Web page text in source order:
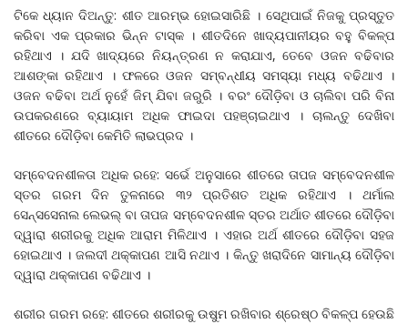
ଟିକେ ଧ୍ୟାନ ଦିଅନ୍ତୁ: ଶୀତ ଆରମ୍ଭ ହୋଇସାରିଛି । ସେଥିପାଇଁ ନିଜକୁ ପ୍ରସ୍ତୁତ
କରିବା ଏକ ପ୍ରକାର ଭିନ୍ନ ଟାସ୍କ । ଶୀତଦିନେ ଖାଦ୍ୟପାନୀୟର ବହୁ ବିକଳ୍ପ
ରହିଥାଏ । ଯଦି ଖାଦ୍ୟରେ ନିୟନ୍ତ୍ରଣ ନ କରାଯାଏ, ତେବେ ଓଜନ ବଢିବାର
ଆଶଙ୍କା ରହିଥାଏ । ଫଳରେ ଓଜନ ସମ୍ବନ୍ଧୀୟ ସମସ୍ୟା ମଧ୍ୟ ବଢିଥାଏ ।
ଓଜନ ବଢିବା ଅର୍ଥ ନୁହେଁ ଜିମ୍‌ ଯିବା ଜରୁରି । ବରଂ ଦୌଡ଼ିବା ଓ ଚାଲିବା ପରି ବିନା
ଉପକରଣରେ ବ୍ୟାୟାମ ଅଧିକ ଫାଇଦା ପହଞ୍ଚାଇଥାଏ । ଚାଲନ୍ତୁ ଦେଖିବା
ଶୀତରେ ଦୌଡ଼ିବା କେମିତି ଲାଭପ୍ରଦ ।
ସମ୍ବେଦନଶୀଳତା ଅଧିକ ରହେ: ସର୍ଭେ ଅନୁସାରେ ଶୀତରେ ତାପଜ ସମ୍ବେଦନଶୀଳ
ସ୍ତର ଗରମ ଦିନ ତୁଳନାରେ ୩୨ ପ୍ରତିଶତ ଅଧିକ ରହିଥାଏ । ଥର୍ମାଲ
ସେନ୍ସସେନାଲ ଲେଭଲ୍‌ ବା ତାପଜ ସମ୍ବେଦନଶୀଳ ସ୍ତର ଅର୍ଥାତ ଶୀତରେ ଦୌଡ଼ିବା
ଦ୍ୱାରା ଶରୀରକୁ ଅଧିକ ଆରାମ ମିଳିଥାଏ । ଏହାର ଅର୍ଥ ଶୀତରେ ଦୌଡ଼ିବା ସହଜ
ହୋଇଥାଏ । ଜଲଦୀ ଥକ୍କାପଣ ଆସି ନଥାଏ । କିନ୍ତୁ ଖରାଦିନେ ସାମାନ୍ୟ ଦୌଡ଼ିବା
ଦ୍ୱାରା ଥକ୍କାପଣ ବଢିଥାଏ ।
ଶରୀର ଗରମ ରହେ: ଶୀତରେ ଶରୀରକୁ ଉଷୁମ ରଖିବାର ଶ୍ରେଷ୍ଠ ବିକଳ୍ପ ହେଉଛି